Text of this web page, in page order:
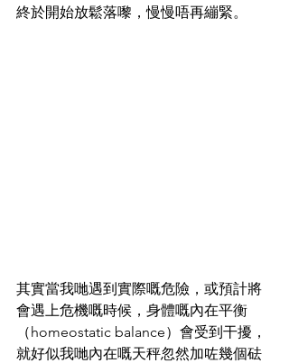
終於開始放鬆落嚟，慢慢唔再繃緊。
其實當我哋遇到實際嘅危險，或預計將
會遇上危機嘅時候，身體嘅內在平衡
（homeostatic balance）會受到干擾，
就好似我哋內在嘅天秤忽然加咗幾個砝